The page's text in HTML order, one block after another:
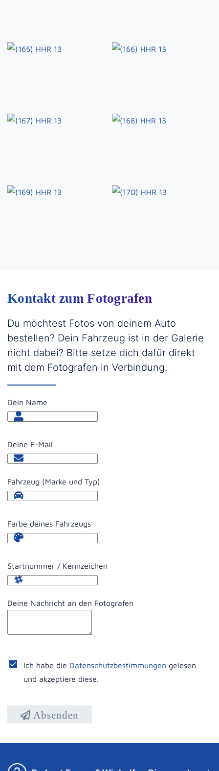
Kontakt zum Fotografen
Du möchtest Fotos von deinem Auto
bestellen? Dein Fahrzeug ist in der Galerie
nicht dabei? Bitte setze dich dafür direkt
mit dem Fotografen in Verbindung.
Dein Name
Deine E-Mail
Fahrzeug (Marke und Typ)
Farbe deines Fahrzeugs
Startnummer / Kennzeichen
Deine Nachricht an den Fotografen
Ich habe die Datenschutzbestimmungen gelesen
und akzeptiere diese.
Absenden